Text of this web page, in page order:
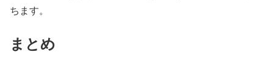
ちます。
まとめ